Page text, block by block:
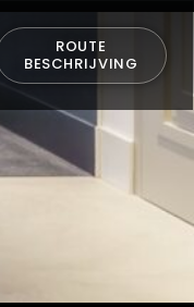
ROUTE
BESCHRIJVING